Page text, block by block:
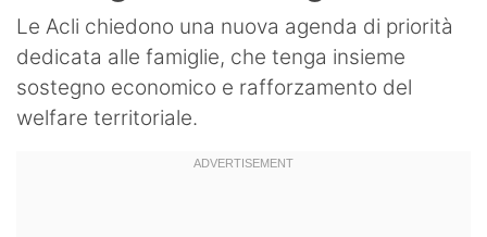
Le Acli chiedono una nuova agenda di priorità
dedicata alle famiglie, che tenga insieme
sostegno economico e rafforzamento del
welfare territoriale.